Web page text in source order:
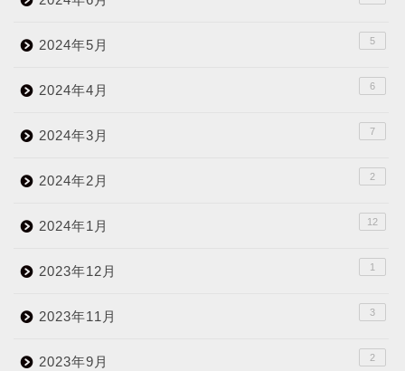
2024年5月 5
2024年4月 6
2024年3月 7
2024年2月 2
2024年1月 12
2023年12月 1
2023年11月 3
2023年9月 2